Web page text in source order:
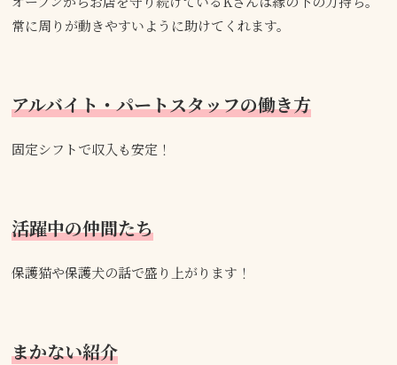
常に周りが動きやすいように助けてくれます。
アルバイト・パートスタッフの働き方
固定シフトで収入も安定！
活躍中の仲間たち
保護猫や保護犬の話で盛り上がります！
まかない紹介